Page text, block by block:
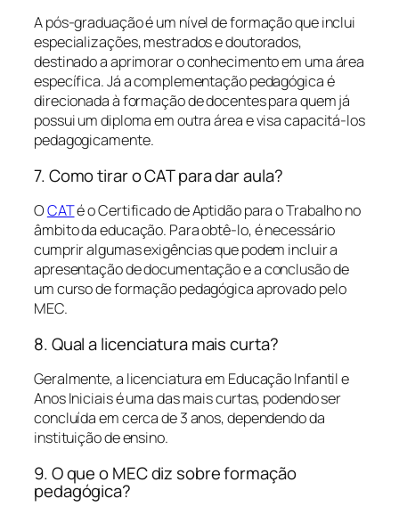
A pós-graduação é um nível de formação que inclui
especializações, mestrados e doutorados,
destinado a aprimorar o conhecimento em uma área
específica. Já a complementação pedagógica é
direcionada à formação de docentes para quem já
possui um diploma em outra área e visa capacitá-los
pedagogicamente.
7. Como tirar o CAT para dar aula?
OCATé o Certificado de Aptidão para o Trabalho no
âmbito da educação. Para obtê-lo, é necessário
cumprir algumas exigências que podem incluir a
apresentação de documentação e a conclusão de
um curso de formação pedagógica aprovado pelo
MEC.
8. Qual a licenciatura mais curta?
Geralmente, a licenciatura em Educação Infantil e
Anos Iniciais é uma das mais curtas, podendo ser
concluída em cerca de 3 anos, dependendo da
instituição de ensino.
9. O que o MEC diz sobre formação
pedagógica?